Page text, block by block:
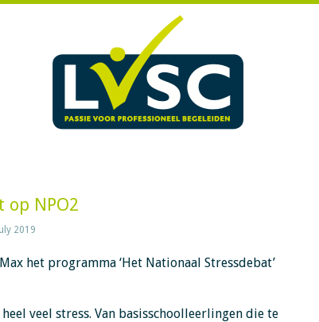
op NPO2
2019
het programma ‘Het Nationaal Stressdebat’
veel stress. Van basisschoolleerlingen die te